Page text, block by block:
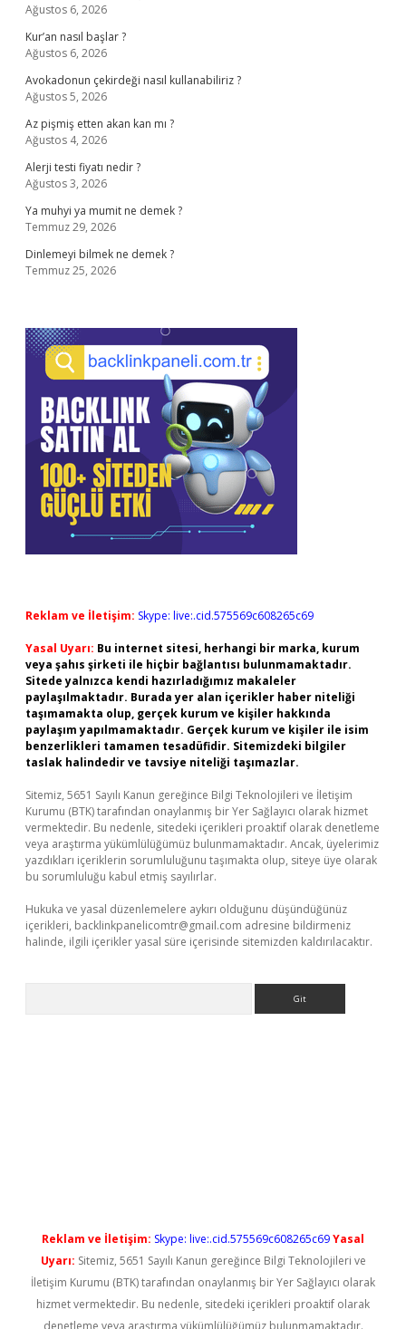
Ağustos 6, 2026
Kur’an nasıl başlar ?
Ağustos 6, 2026
Avokadonun çekirdeği nasıl kullanabiliriz ?
Ağustos 5, 2026
Az pişmiş etten akan kan mı ?
Ağustos 4, 2026
Alerji testi fiyatı nedir ?
Ağustos 3, 2026
Ya muhyi ya mumit ne demek ?
Temmuz 29, 2026
Dinlemeyi bilmek ne demek ?
Temmuz 25, 2026
Reklam ve İletişim: Skype: live:.cid.575569c608265c69
Yasal Uyarı: Bu internet sitesi, herhangi bir marka, kurum
veya şahıs şirketi ile hiçbir bağlantısı bulunmamaktadır.
Sitede yalnızca kendi hazırladığımız makaleler
paylaşılmaktadır. Burada yer alan içerikler haber niteliği
taşımamakta olup, gerçek kurum ve kişiler hakkında
paylaşım yapılmamaktadır. Gerçek kurum ve kişiler ile isim
benzerlikleri tamamen tesadüfidir. Sitemizdeki bilgiler
taslak halindedir ve tavsiye niteliği taşımazlar.
Sitemiz, 5651 Sayılı Kanun gereğince Bilgi Teknolojileri ve İletişim
Kurumu (BTK) tarafından onaylanmış bir Yer Sağlayıcı olarak hizmet
vermektedir. Bu nedenle, sitedeki içerikleri proaktif olarak denetleme
veya araştırma yükümlülüğümüz bulunmamaktadır. Ancak, üyelerimiz
yazdıkları içeriklerin sorumluluğunu taşımakta olup, siteye üye olarak
bu sorumluluğu kabul etmiş sayılırlar.
Hukuka ve yasal düzenlemelere aykırı olduğunu düşündüğünüz
içerikleri, backlinkpanelicomtr@gmail.com adresine bildirmeniz
halinde, ilgili içerikler yasal süre içerisinde sitemizden kaldırılacaktır.
Reklam ve İletişim: Skype: live:.cid.575569c608265c69Yasal
Uyarı: Sitemiz, 5651 Sayılı Kanun gereğince Bilgi Teknolojileri ve
İletişim Kurumu (BTK) tarafından onaylanmış bir Yer Sağlayıcı olarak
hizmet vermektedir. Bu nedenle, sitedeki içerikleri proaktif olarak
denetleme veya araştırma yükümlülüğümüz bulunmamaktadır.